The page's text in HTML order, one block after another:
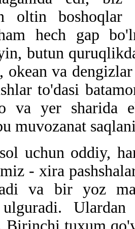
oltin
hech gap
butun
okean va
to'dasi
va yer sharida
muvozanat
uchun oddiy,
- xira
va bir yoz